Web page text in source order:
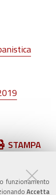
funzionamento
Accetta
STAMPA